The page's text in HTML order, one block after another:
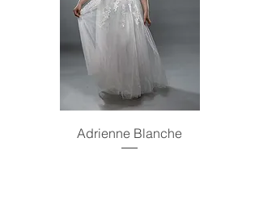
Adrienne Blanche